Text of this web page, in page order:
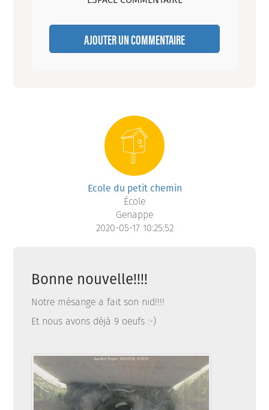
AJOUTER UN COMMENTAIRE
Ecole du petit chemin
École
Genappe
2020-05-17 10:25:52
Bonne nouvelle!!!!
Notre mésange a fait son nid!!!!
Et nous avons déjà 9 oeufs :-)